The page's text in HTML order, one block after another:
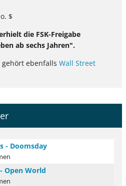
$
die FSK-Freigabe
ab sechs Jahren".
gehört ebenfalls Wall Street
- Doomsday
Open World